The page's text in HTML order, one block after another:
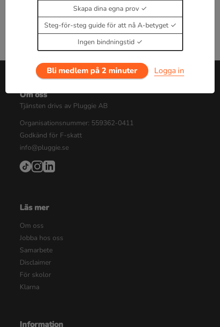
Skapa dina egna prov
Steg-för-steg guide för att nå A-betyget
Ingen bindningstid
Bli medlem på 2 minuter Logga in
Om oss
Tjänsten drivs av Pluggie AB
Organisationsnummer: 559362-0411
Godkänd för F-skatt
info@pluggie.se
Läs mer
Om oss
Jobba hos oss
Samarbete
Disclaimer
För skolor
Klarna
Information